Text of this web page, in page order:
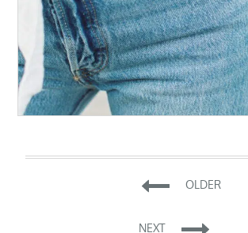
NavigationOLDER
NEXT